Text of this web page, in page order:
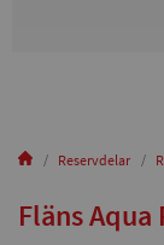
Reservdelar
Fläns